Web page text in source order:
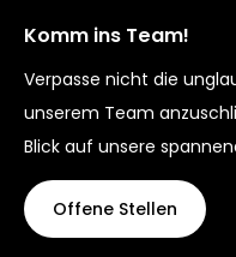
Komm ins Team!
Verpasse nicht die
unserem Team
Blick auf unsere
Offene Stellen